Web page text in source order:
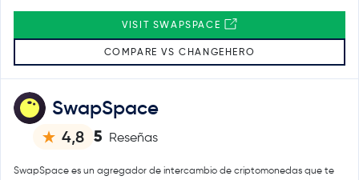
SwapSpace
4,8 5 Reseñas
SwapSpace es un agregador de intercambio de criptomonedas que te
VISIT SWAPSPACE
COMPARE VS CHANGEHERO